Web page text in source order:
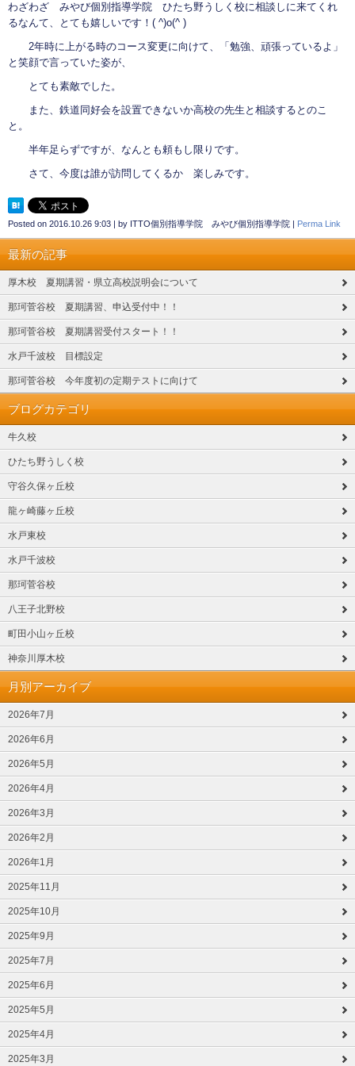
わざわざ みやび個別指導学院 ひたち野うしく校に相談しに来てくれ
るなんて、とても嬉しいです！( ^)o(^ )
2年時に上がる時のコース変更に向けて、「勉強、頑張っているよ」
と笑顔で言っていた姿が、
とても素敵でした。
また、鉄道同好会を設置できないか高校の先生と相談するとのこ
と。
半年足らずですが、なんとも頼もし限りです。
さて、今度は誰が訪問してくるか 楽しみです。
Posted on 2016.10.26 9:03 by ITTO個別指導学院 みやび個別指導学院 Perma Link
最新の記事
厚木校 夏期講習・県立高校説明会について
那珂菅谷校 夏期講習、申込受付中！！
那珂菅谷校 夏期講習受付スタート！！
水戸千波校 目標設定
那珂菅谷校 今年度初の定期テストに向けて
ブログカテゴリ
牛久校
ひたち野うしく校
守谷久保ヶ丘校
龍ヶ崎藤ヶ丘校
水戸東校
水戸千波校
那珂菅谷校
八王子北野校
町田小山ヶ丘校
神奈川厚木校
月別アーカイブ
2026年7月
2026年6月
2026年5月
2026年4月
2026年3月
2026年2月
2026年1月
2025年11月
2025年10月
2025年9月
2025年7月
2025年6月
2025年5月
2025年4月
2025年3月